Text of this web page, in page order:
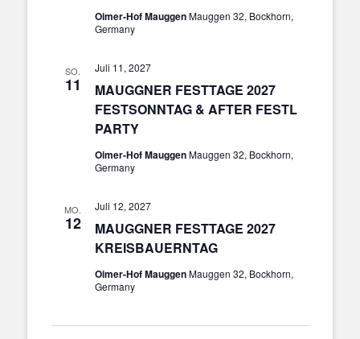
Oimer-Hof MauggenMauggen 32, Bockhorn,
Germany
SO.
11
MAUGGNER FESTTAGE 2027
FESTSONNTAG & AFTER FESTL
PARTY
Juli 11, 2027
Oimer-Hof MauggenMauggen 32, Bockhorn,
Germany
MO.
12
MAUGGNER FESTTAGE 2027
KREISBAUERNTAG
Juli 12, 2027
Oimer-Hof MauggenMauggen 32, Bockhorn,
Germany